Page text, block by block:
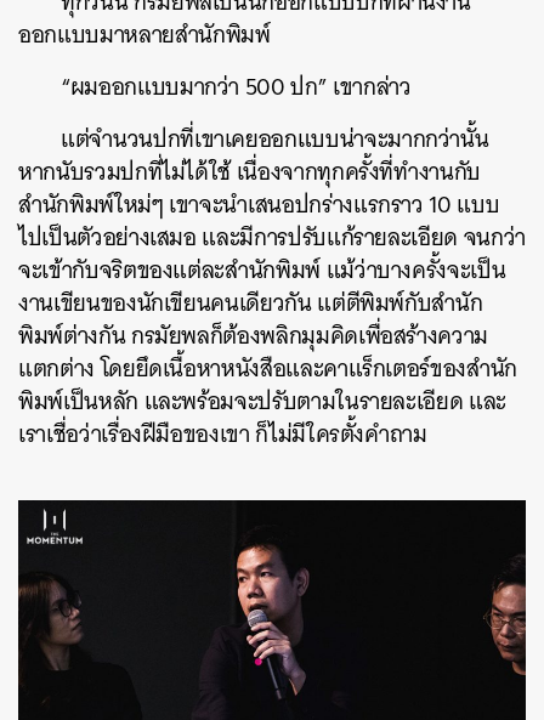
ออกแบบมาหลายสำนักพิมพ์
“ผมออกแบบมากว่า 500 ปก” เขากล่าว
แต่จำนวนปกที่เขาเคยออกแบบน่าจะมากกว่านั้น
หากนับรวมปกที่ไม่ได้ใช้ เนื่องจากทุกครั้งที่ทำงานกับ
สำนักพิมพ์ใหม่ๆ เขาจะนำเสนอปกร่างแรกราว 10 แบบ
ไปเป็นตัวอย่างเสมอ และมีการปรับแก้รายละเอียด จนกว่า
จะเข้ากับจริตของแต่ละสำนักพิมพ์ แม้ว่าบางครั้งจะเป็น
งานเขียนของนักเขียนคนเดียวกัน แต่ตีพิมพ์กับสำนัก
พิมพ์ต่างกัน กรมัยพลก็ต้องพลิกมุมคิดเพื่อสร้างความ
แตกต่าง โดยยึดเนื้อหาหนังสือและคาแร็กเตอร์ของสำนัก
พิมพ์เป็นหลัก และพร้อมจะปรับตามในรายละเอียด และ
เราเชื่อว่าเรื่องฝีมือของเขา ก็ไม่มีใครตั้งคำถาม